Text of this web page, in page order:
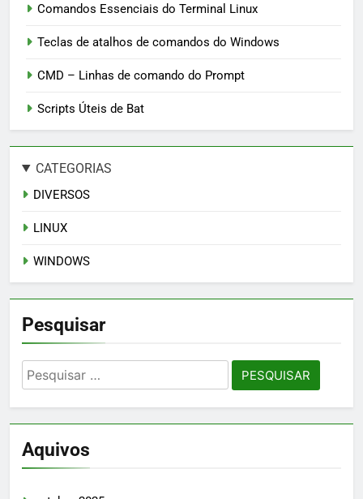
Comandos Essenciais do Terminal Linux
Teclas de atalhos de comandos do Windows
CMD – Linhas de comando do Prompt
Scripts Úteis de Bat
CATEGORIAS
DIVERSOS
LINUX
WINDOWS
Pesquisar
Pesquisar
por:
Aquivos